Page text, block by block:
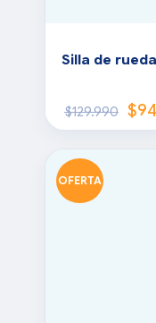
Silla de
$129.990 $
OFERTA